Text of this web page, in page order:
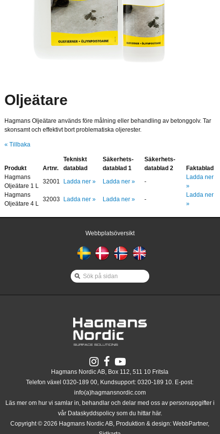
Oljeätare
Hagmans Oljeätare används före målning eller behandling av betonggolv. Tar
skonsamt och effektivt bort problematiska oljerester.
« Tillbaka
Produkt Artnr.
Tekniskt
datablad
Säkerhets-
datablad 1
Säkerhets-
datablad 2
Faktablad
Hagmans
Oljeätare 1 L
32001 Ladda ner » Ladda ner » -
Ladda ner
»
Hagmans
Oljeätare 4 L
32003 Ladda ner » Ladda ner » -
Ladda ner
»
Webbplatsöversikt
Hagmans Nordic AB, Box 112, 511 10 Fritsla
Telefon växel 0320-189 00, Kundsupport: 0320-189 10. E-post:
info(a)hagmansnordic.com
Läs mer om hur vi samlar in, behandlar och delar med oss av personuppgifter i
vår Dataskyddspolicy som du hittar här.
Copyright © 2026 Hagmans Nordic AB, Produktion & design:WebbPartner,